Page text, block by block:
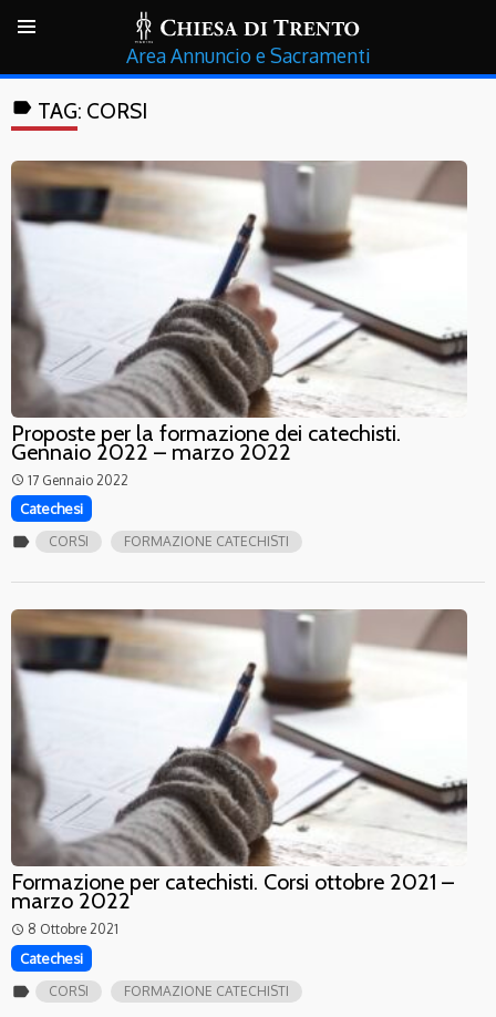
Annuncio e Sacramenti
label TAG: CORSI
Proposte per la formazione dei catechisti.
Gennaio 2022 – marzo 2022
access_time 17 Gennaio 2022
Catechesi
label CORSI FORMAZIONE CATECHISTI
Formazione per catechisti. Corsi ottobre 2021 –
marzo 2022
access_time 8 Ottobre 2021
Catechesi
label CORSI FORMAZIONE CATECHISTI